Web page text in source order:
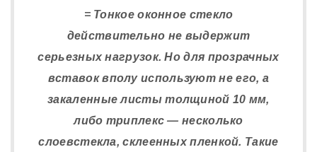
= Тонкое оконное стекло
действительно не выдержит
серьезных нагрузок. Но для прозрачных
вставок вполу используют не его, а
закаленные листы толщиной 10 мм,
либо триплекс — несколько
слоевстекла, склеенных пленкой. Такие